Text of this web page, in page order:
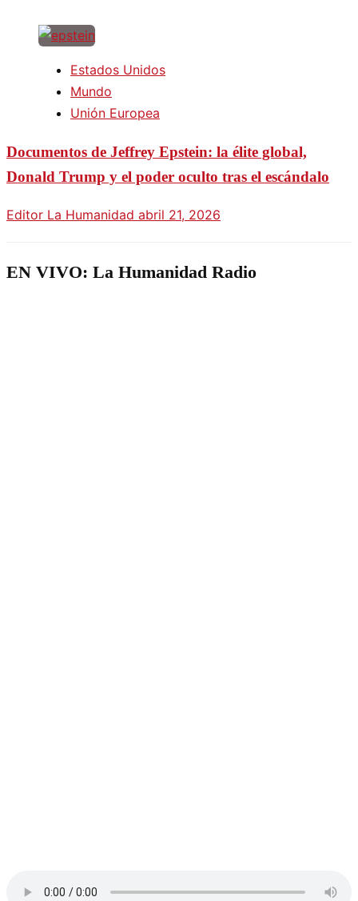
Estados Unidos
Mundo
Unión Europea
Documentos de Jeffrey Epstein: la élite global,
Donald Trump y el poder oculto tras el escándalo
Editor La Humanidad abril 21, 2026
EN VIVO: La Humanidad Radio